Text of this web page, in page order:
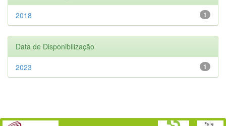
1
2018
Data de Disponibilização
1
2023